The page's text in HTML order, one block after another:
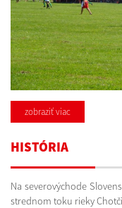
zobraziť viac
HISTÓRIA
Na severovýchode
strednom toku rieky